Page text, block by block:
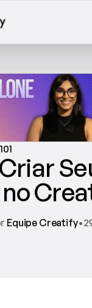
Equipe Creatify•